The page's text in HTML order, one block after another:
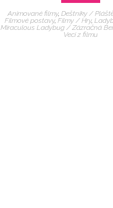
Animované filmy, Deštníky /
Filmové postavy, Filmy / Hry,
Miraculous Ladybug / Zázračná
Veci z filmu